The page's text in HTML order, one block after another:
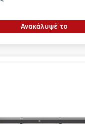
Ανακάλυψέ το